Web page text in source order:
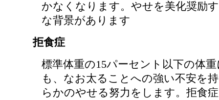
かなくなります。やせを美化奨励
な背景があります
拒食症
標準体重の15パーセント以下の体
も、なお太ることへの強い不安を
らかのやせる努力をします。拒食